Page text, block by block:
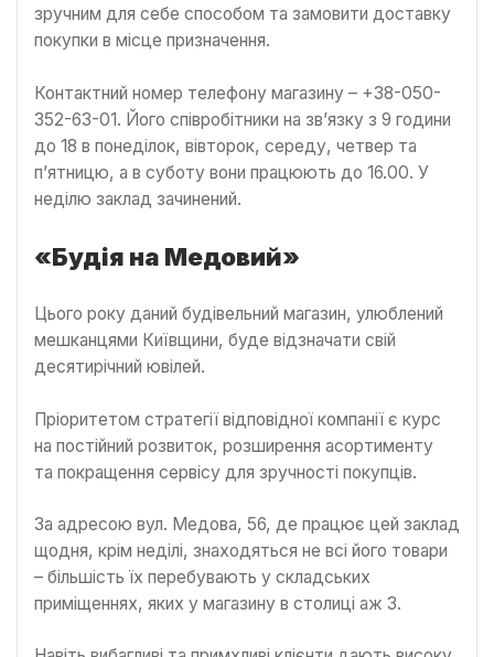
зручним для себе способом та замовити доставку
покупки в місце призначення.
Контактний номер телефону магазину – +38-050-
352-63-01. Його співробітники на зв’язку з 9 години
до 18 в понеділок, вівторок, середу, четвер та
п’ятницю, а в суботу вони працюють до 16.00. У
неділю заклад зачинений.
«Будія на Медовий»
Цього року даний будівельний магазин, улюблений
мешканцями Київщини, буде відзначати свій
десятирічний ювілей.
Пріоритетом стратегії відповідної компанії є курс
на постійний розвиток, розширення асортименту
та покращення сервісу для зручності покупців.
За адресою вул. Медова, 56, де працює цей заклад
щодня, крім неділі, знаходяться не всі його товари
– більшість їх перебувають у складських
приміщеннях, яких у магазину в столиці аж 3.